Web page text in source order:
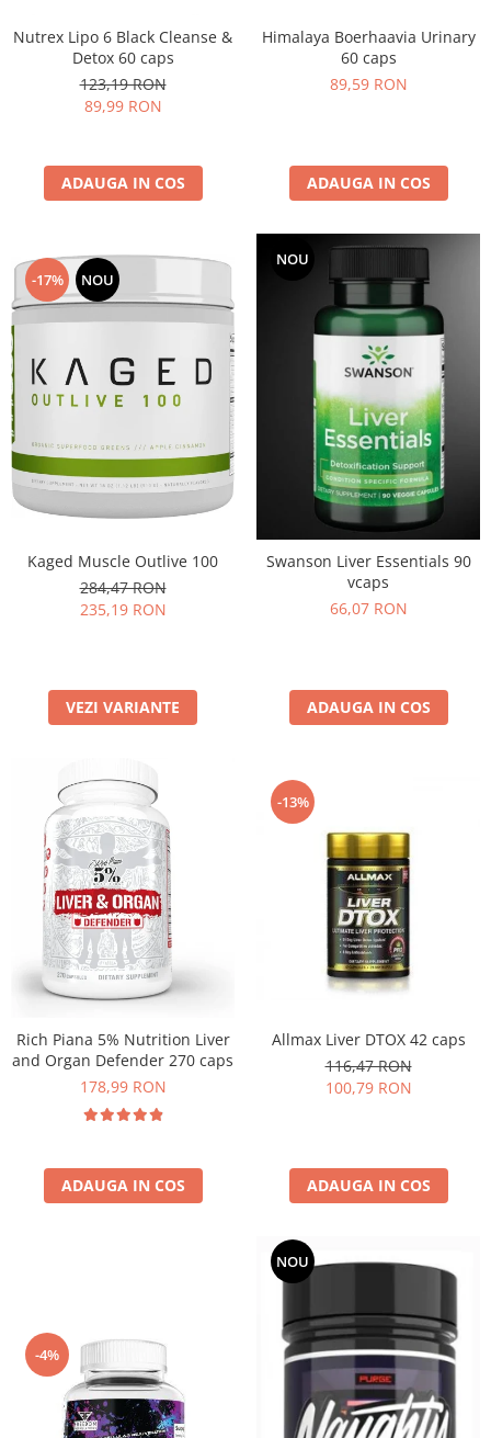
Vitargo
Nutrex Lipo 6 Black Cleanse &
Detox 60 caps
123,19 RON
89,99 RON
ADAUGA IN COS
Himalaya Boerhaavia Urinary
60 caps
89,59 RON
ADAUGA IN COS
-17% NOU
Kaged Muscle Outlive 100
284,47 RON
235,19 RON
VEZI VARIANTE
NOU
Swanson Liver Essentials 90
vcaps
66,07 RON
ADAUGA IN COS
Rich Piana 5% Nutrition Liver
and Organ Defender 270 caps
178,99 RON
ADAUGA IN COS
-13%
Allmax Liver DTOX 42 caps
116,47 RON
100,79 RON
ADAUGA IN COS
-4%
NOU